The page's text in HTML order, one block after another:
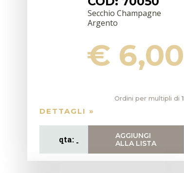
Secchio Champagne
Argento
€ 6,00
Ordini per multipli di 1
DETTAGLI »
AGGIUNGI
ALLA LISTA